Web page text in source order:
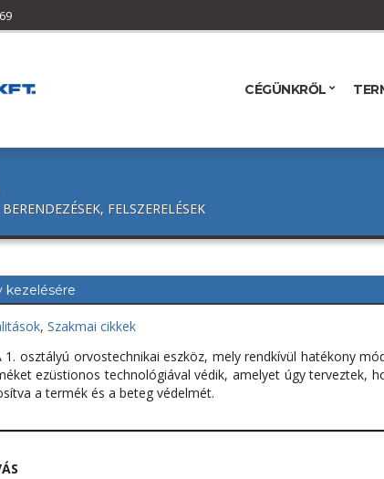
CÉGÜNKRŐL
FELSZERELÉSEK
kezelésére
, Szakmai cikkek
1. osztályú orvostechnikai eszköz, mely rendkívül hatékony
ezüstionos technológiával védik, amelyet úgy terveztek,
a termék és a beteg védelmét.